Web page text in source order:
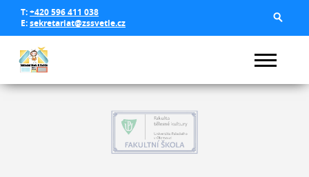
T:+420 596 411 038
E:sekretariat@zssvetle.cz